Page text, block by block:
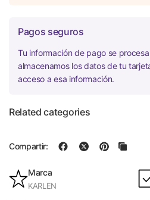
Pagos seguros
Tu información de pago se
almacenamos los datos de tu
acceso a esa información.
Related categories
Compartir:
Marca
KARLEN